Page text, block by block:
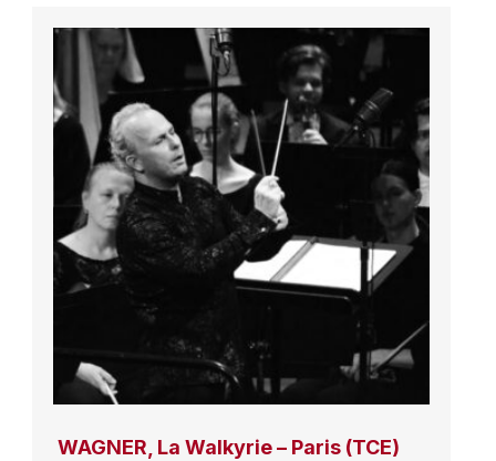
WAGNER, La Walkyrie – Paris (TCE)